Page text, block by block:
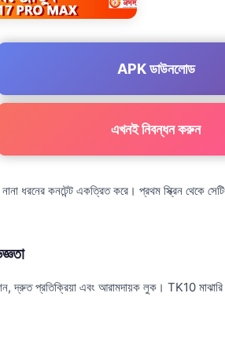
APK ডাউনলোড
এখনই নিবন্ধন করুন
ধরনের কনটেন্ট একত্রিত করে। প্রথম স্ক্রিন থেকে
দ্রুত প্রতিক্রিয়া এবং আরামদায়ক লুক। TK10 মাঝারি